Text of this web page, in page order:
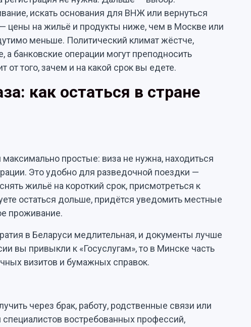
искать основания для ВНЖ или вернуться
цены на жильё и продукты ниже, чем в Москве или
меньше. Политический климат жёстче,
а банковские операции могут преподносить
от того, зачем и на какой срок вы едете.
как остаться в стране
простые: виза не нужна, находиться
Это удобно для разведочной поездки —
жильё на короткий срок, присмотреться к
остаться дольше, придётся уведомить местные
проживание.
в Беларуси медлительная, и документы лучше
вы привыкли к «Госуслугам», то в Минске часть
визитов и бумажных справок.
через брак, работу, родственные связи или
востребованных профессий,